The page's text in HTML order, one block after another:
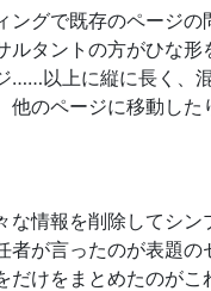
ングで既存のページ
ルタントの方がひな
……以上に縦に長く、
他のページに移動し
な情報を削除してシ
者が言ったのが表題
だけをまとめたのが